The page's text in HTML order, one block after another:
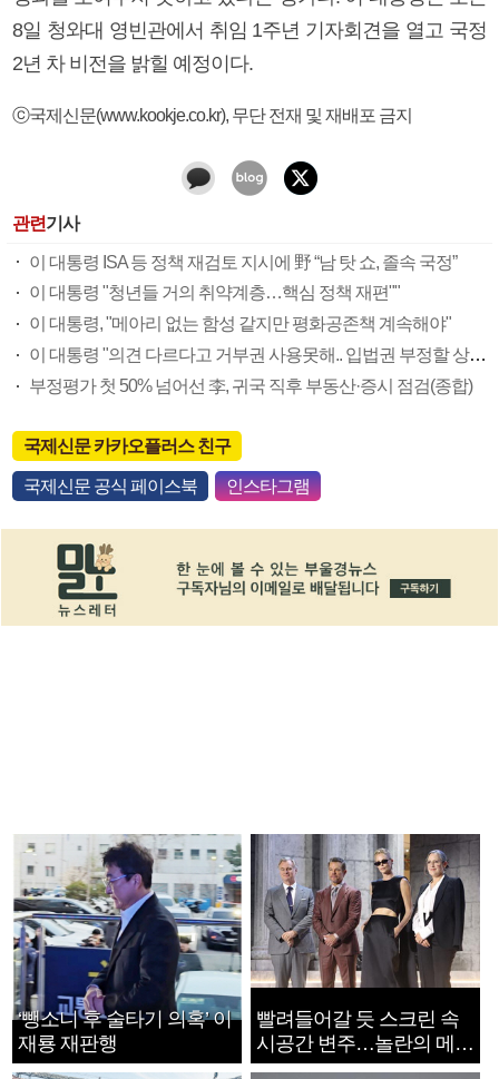
8일 청와대 영빈관에서 취임 1주년 기자회견을 열고 국정
2년 차 비전을 밝힐 예정이다.
ⓒ국제신문(www.kookje.co.kr), 무단 전재 및 재배포 금지
관련기사
이 대통령 ISA 등 정책 재검토 지시에 野 “남 탓 쇼, 졸속 국정”
이 대통령 "청년들 거의 취약계층…핵심 정책 재편""
이 대통령, "메아리 없는 함성 같지만 평화공존책 계속해야"
이 대통령 "의견 다르다고 거부권 사용못해.. 입법권 부정할 상황이라 보기 어려워"
부정평가 첫 50% 넘어선 李, 귀국 직후 부동산·증시 점검(종합)
국제신문 카카오플러스 친구
국제신문 공식 페이스북 인스타그램
‘뺑소니 후 술타기 의혹’ 이
재룡 재판행
빨려들어갈 듯 스크린 속
시공간 변주…놀란의 메시
지는 ‘전쟁 속죄’